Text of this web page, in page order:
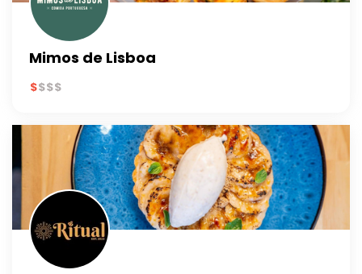
Mimos de Lisboa